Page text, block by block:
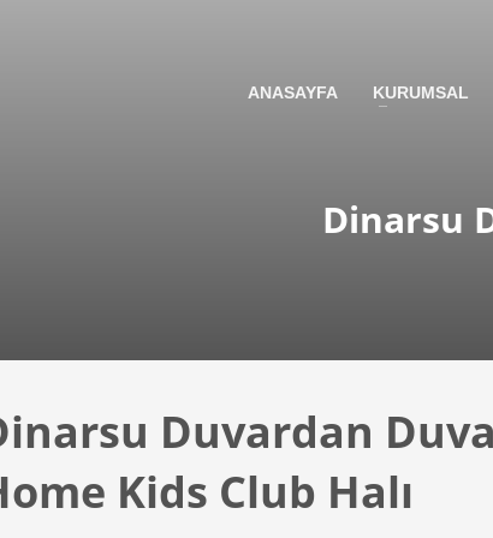
support@website.com . Thank you!
ANASAYFA KURUMSAL
Dinarsu
Duvardan
Kids Club Halı